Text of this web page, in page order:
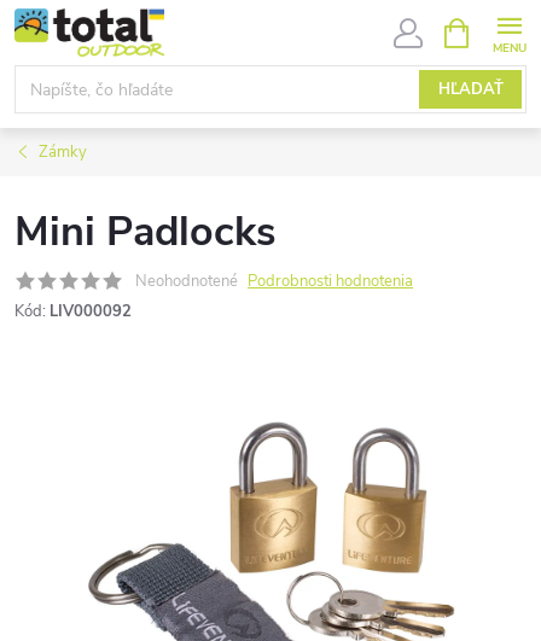
Prejsť
na
obsah
HĽADAŤ
KOŠÍK
Zámky
Mini Padlocks
Neohodnotené Podrobnosti hodnotenia
Kód: LIV000092